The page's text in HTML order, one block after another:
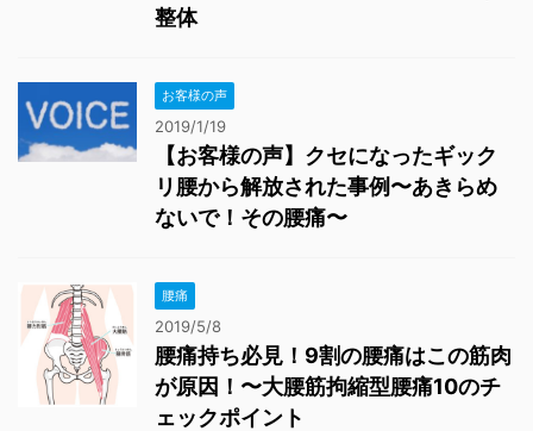
整体
お客様の声
2019/1/19
【お客様の声】クセになったギック
リ腰から解放された事例〜あきらめ
ないで！その腰痛〜
腰痛
2019/5/8
腰痛持ち必見！9割の腰痛はこの筋肉
が原因！〜大腰筋拘縮型腰痛10のチ
ェックポイント